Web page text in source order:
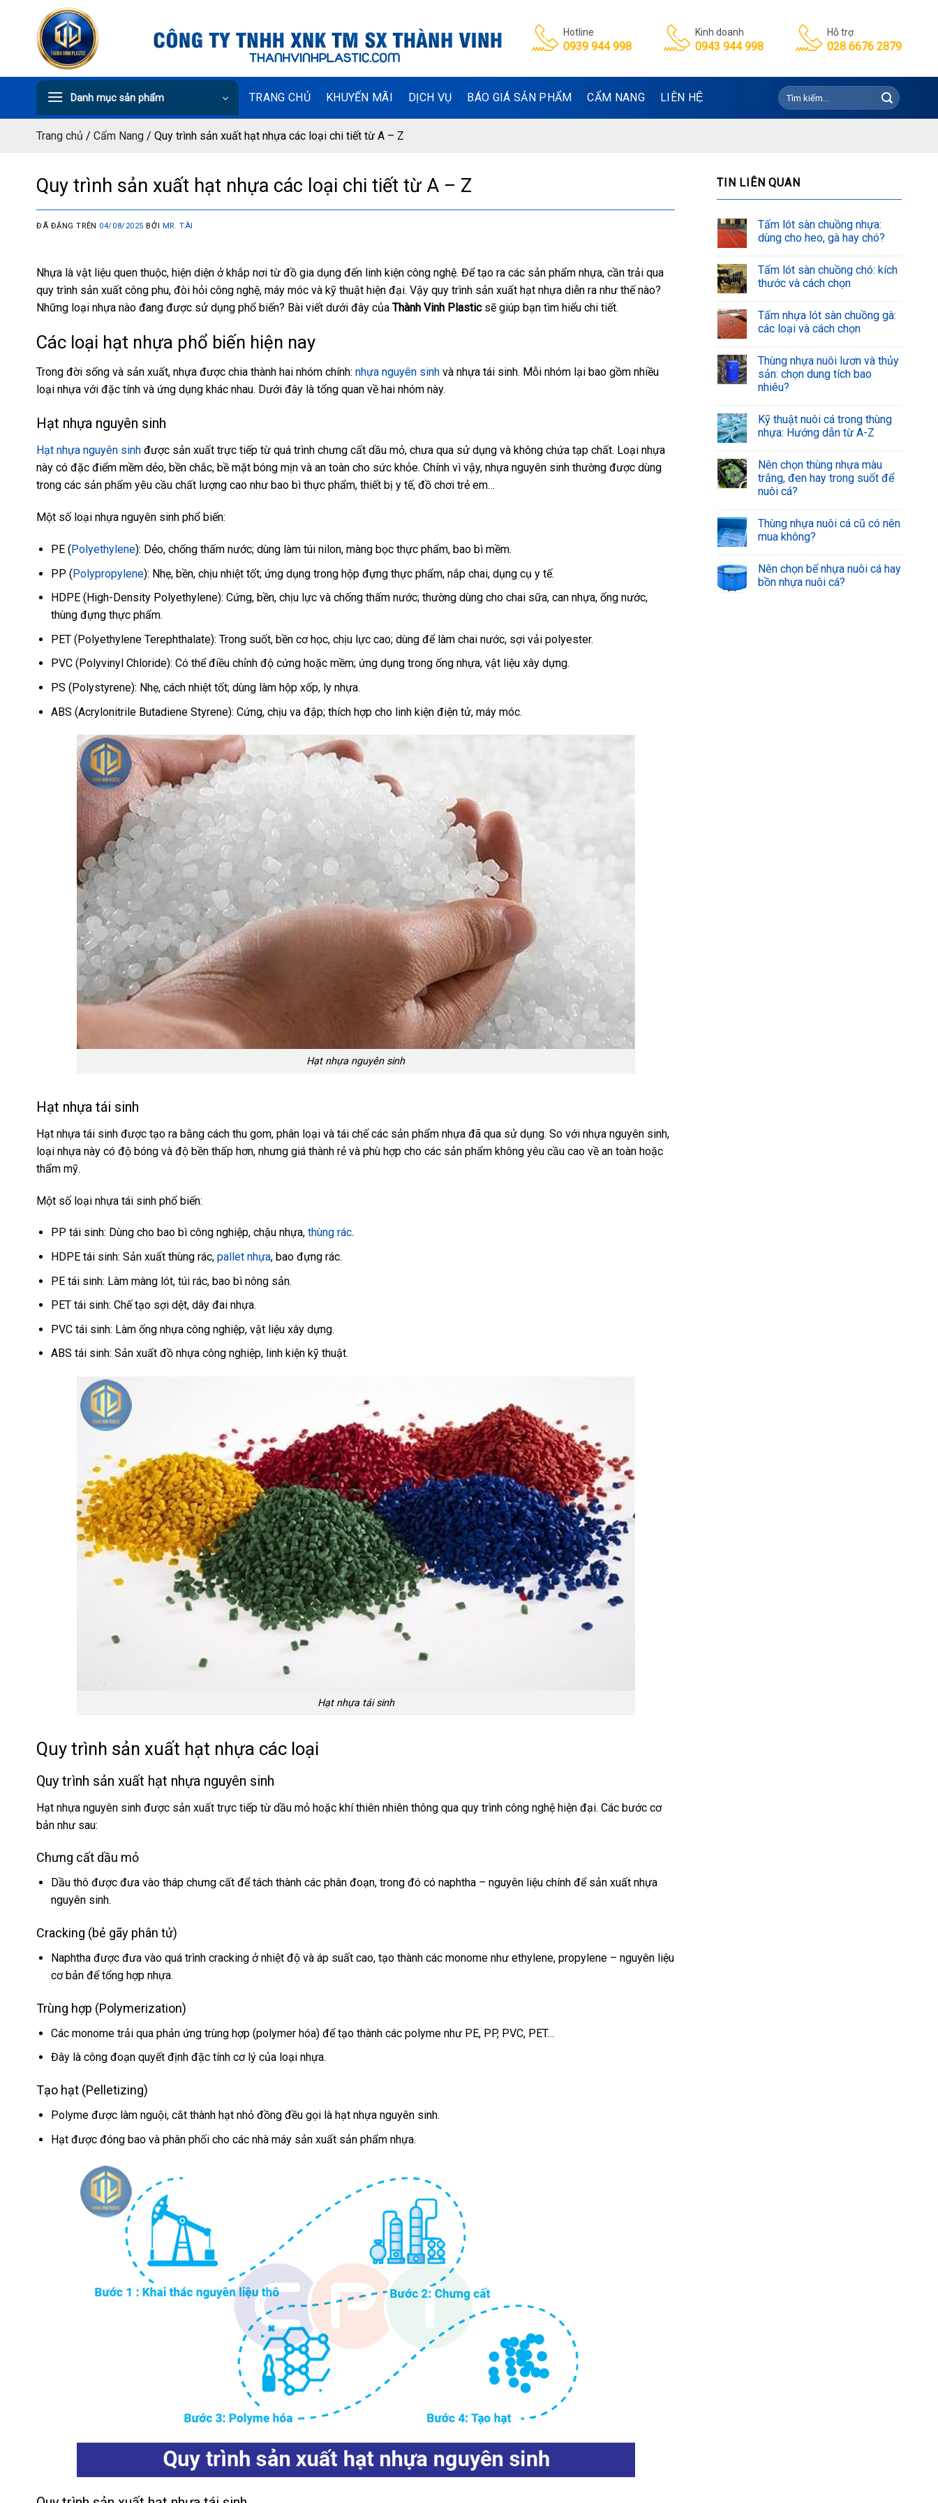
Hotline
0939 944 998
Kinh doanh
0943 944 998
Hỗ trợ
028 6676 2879
Danh mục sản phẩm TRANG CHỦ KHUYẾN MÃI DỊCH VỤ BÁO GIÁ SẢN PHẨM CẨM NANG LIÊN HỆ
Tìm
kiếm:
Trang chủ / Cẩm Nang / Quy trình sản xuất hạt nhựa các loại chi tiết từ A – Z
Quy trình sản xuất hạt nhựa các loại chi tiết từ A – Z
ĐÃ ĐĂNG TRÊN 04/08/2025 BỞI MR. TÀI
Nhựa là vật liệu quen thuộc, hiện diện ở khắp nơi từ đồ gia dụng đến linh kiện công nghệ. Để tạo ra các sản phẩm nhựa, cần trải qua
quy trình sản xuất công phu, đòi hỏi công nghệ, máy móc và kỹ thuật hiện đại. Vậy quy trình sản xuất hạt nhựa diễn ra như thế nào?
Những loại nhựa nào đang được sử dụng phổ biến? Bài viết dưới đây của Thành Vinh Plasticsẽ giúp bạn tìm hiểu chi tiết.
Các loại hạt nhựa phổ biến hiện nay
Trong đời sống và sản xuất, nhựa được chia thành hai nhóm chính: nhựa nguyên sinh và nhựa tái sinh. Mỗi nhóm lại bao gồm nhiều
loại nhựa với đặc tính và ứng dụng khác nhau. Dưới đây là tổng quan về hai nhóm này.
Hạt nhựa nguyên sinh
Hạt nhựa nguyên sinh được sản xuất trực tiếp từ quá trình chưng cất dầu mỏ, chưa qua sử dụng và không chứa tạp chất. Loại nhựa
này có đặc điểm mềm dẻo, bền chắc, bề mặt bóng mịn và an toàn cho sức khỏe. Chính vì vậy, nhựa nguyên sinh thường được dùng
trong các sản phẩm yêu cầu chất lượng cao như bao bì thực phẩm, thiết bị y tế, đồ chơi trẻ em…
Một số loại nhựa nguyên sinh phổ biến:
PE (Polyethylene): Dẻo, chống thấm nước; dùng làm túi nilon, màng bọc thực phẩm, bao bì mềm.
PP (Polypropylene): Nhẹ, bền, chịu nhiệt tốt; ứng dụng trong hộp đựng thực phẩm, nắp chai, dụng cụ y tế.
HDPE (High-Density Polyethylene): Cứng, bền, chịu lực và chống thấm nước; thường dùng cho chai sữa, can nhựa, ống nước,
thùng đựng thực phẩm.
PET (Polyethylene Terephthalate): Trong suốt, bền cơ học, chịu lực cao; dùng để làm chai nước, sợi vải polyester.
PVC (Polyvinyl Chloride): Có thể điều chỉnh độ cứng hoặc mềm; ứng dụng trong ống nhựa, vật liệu xây dựng.
PS (Polystyrene): Nhẹ, cách nhiệt tốt; dùng làm hộp xốp, ly nhựa.
ABS (Acrylonitrile Butadiene Styrene): Cứng, chịu va đập; thích hợp cho linh kiện điện tử, máy móc.
Hạt nhựa nguyên sinh
Hạt nhựa tái sinh
Hạt nhựa tái sinh được tạo ra bằng cách thu gom, phân loại và tái chế các sản phẩm nhựa đã qua sử dụng. So với nhựa nguyên sinh,
loại nhựa này có độ bóng và độ bền thấp hơn, nhưng giá thành rẻ và phù hợp cho các sản phẩm không yêu cầu cao về an toàn hoặc
thẩm mỹ.
Một số loại nhựa tái sinh phổ biến:
PP tái sinh: Dùng cho bao bì công nghiệp, chậu nhựa, thùng rác.
HDPE tái sinh: Sản xuất thùng rác, pallet nhựa, bao đựng rác.
PE tái sinh: Làm màng lót, túi rác, bao bì nông sản.
PET tái sinh: Chế tạo sợi dệt, dây đai nhựa.
PVC tái sinh: Làm ống nhựa công nghiệp, vật liệu xây dựng.
ABS tái sinh: Sản xuất đồ nhựa công nghiệp, linh kiện kỹ thuật.
Hạt nhựa tái sinh
Quy trình sản xuất hạt nhựa các loại
Quy trình sản xuất hạt nhựa nguyên sinh
Hạt nhựa nguyên sinh được sản xuất trực tiếp từ dầu mỏ hoặc khí thiên nhiên thông qua quy trình công nghệ hiện đại. Các bước cơ
bản như sau:
Chưng cất dầu mỏ
Dầu thô được đưa vào tháp chưng cất để tách thành các phân đoạn, trong đó có naphtha – nguyên liệu chính để sản xuất nhựa
nguyên sinh.
Cracking (bẻ gãy phân tử)
Naphtha được đưa vào quá trình cracking ở nhiệt độ và áp suất cao, tạo thành các monome như ethylene, propylene – nguyên liệu
cơ bản để tổng hợp nhựa.
Trùng hợp (Polymerization)
Các monome trải qua phản ứng trùng hợp (polymer hóa) để tạo thành các polyme như PE, PP, PVC, PET…
Đây là công đoạn quyết định đặc tính cơ lý của loại nhựa.
Tạo hạt (Pelletizing)
Polyme được làm nguội, cắt thành hạt nhỏ đồng đều gọi là hạt nhựa nguyên sinh.
Hạt được đóng bao và phân phối cho các nhà máy sản xuất sản phẩm nhựa.
TIN LIÊN QUAN
Tấm lót sàn chuồng nhựa:
dùng cho heo, gà hay chó?
Tấm lót sàn chuồng chó: kích
thước và cách chọn
Tấm nhựa lót sàn chuồng gà:
các loại và cách chọn
Thùng nhựa nuôi lươn và thủy
sản: chọn dung tích bao
nhiêu?
Kỹ thuật nuôi cá trong thùng
nhựa: Hướng dẫn từ A-Z
Nên chọn thùng nhựa màu
trắng, đen hay trong suốt để
nuôi cá?
Thùng nhựa nuôi cá cũ có nên
mua không?
Nên chọn bể nhựa nuôi cá hay
bồn nhựa nuôi cá?